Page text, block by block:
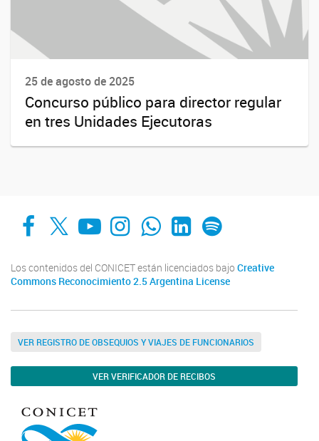
25 de agosto de 2025
Concurso público para director regular
en tres Unidades Ejecutoras
Facebook
X YouTube
Instagram
Whats AppLinkedIn
Spotify
Los contenidos del CONICET están licenciados bajo Creative
Commons Reconocimiento 2.5 Argentina License
VER REGISTRO DE OBSEQUIOS Y VIAJES DE FUNCIONARIOS
VER VERIFICADOR DE RECIBOS